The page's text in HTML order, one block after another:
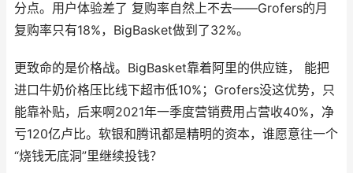
分点。用户体验差了 复购率自然上不去——Grofers的月
复购率只有18%，BigBasket做到了32%。
更致命的是价格战。BigBasket靠着阿里的供应链， 能把
进口牛奶价格压比线下超市低10%；Grofers没这优势，只
能靠补贴，后来啊2021年一季度营销费用占营收40%，净
亏120亿卢比。软银和腾讯都是精明的资本，谁愿意往一个
“烧钱无底洞”里继续投钱？